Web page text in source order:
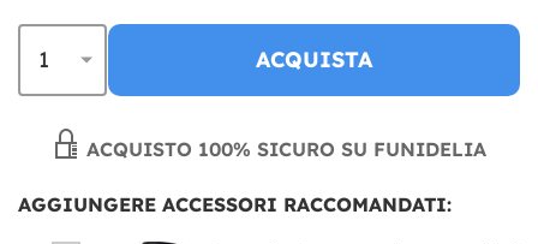
ACQUISTA
ACQUISTO 100% SICURO SU FUNIDELIA
AGGIUNGERE ACCESSORI RACCOMANDATI: